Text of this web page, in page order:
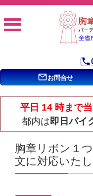
phone
mail_outlineお問合せ
平日 14 時まで
都内は即日バイ
胸章リボン１
文に対応いた